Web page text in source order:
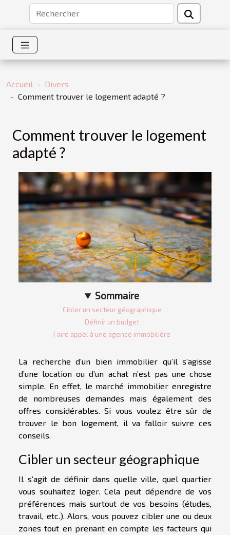
Accueil
Divers
Comment trouver le logement adapté ?
Comment trouver le logement
adapté ?
Sommaire
Cibler un secteur géographique
Définir un budget
Faire appel à une agence immobilière
La recherche d’un bien immobilier qu’il s’agisse
d’une location ou d’un achat n’est pas une chose
simple. En effet, le marché immobilier enregistre
de nombreuses demandes mais également des
offres considérables. Si vous voulez être sûr de
trouver le bon logement, il va falloir suivre ces
conseils.
Cibler un secteur géographique
Il s’agit de définir dans quelle ville, quel quartier
vous souhaitez loger. Cela peut dépendre de vos
préférences mais surtout de vos besoins (études,
travail, etc.). Alors, vous pouvez cibler une ou deux
zones tout en prenant en compte les facteurs qui